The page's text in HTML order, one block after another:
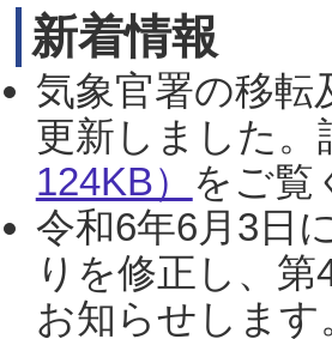
新着情報
気象官署の移転
更新しました。
124KB） をご覧
令和6年6月3日
りを修正し、
お知らせします